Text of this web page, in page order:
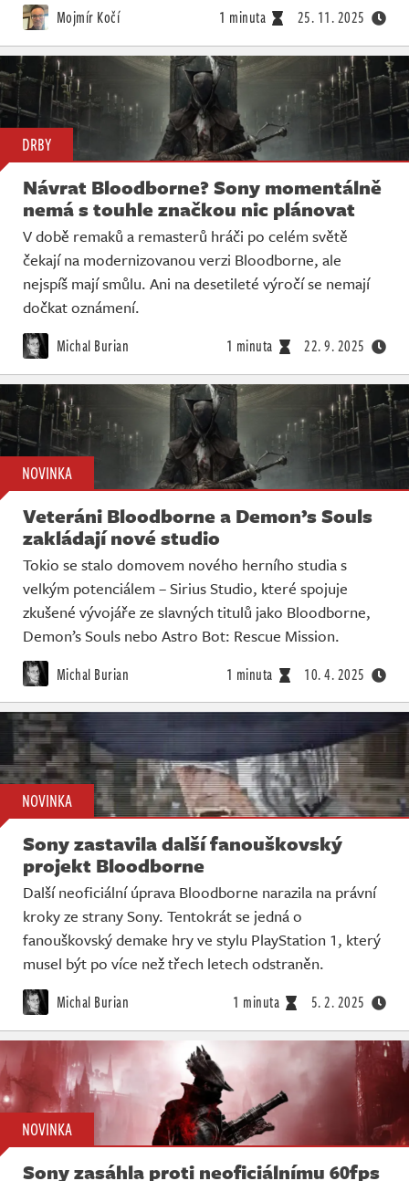
Mojmír Kočí 1 minuta 25. 11. 2025
DRBY
Návrat Bloodborne? Sony momentálně
nemá s touhle značkou nic plánovat
V době remaků a remasterů hráči po celém světě
čekají na modernizovanou verzi Bloodborne, ale
nejspíš mají smůlu. Ani na desetileté výročí se nemají
dočkat oznámení.
Michal Burian 1 minuta 22. 9. 2025
NOVINKA
Veteráni Bloodborne a Demon’s Souls
zakládají nové studio
Tokio se stalo domovem nového herního studia s
velkým potenciálem – Sirius Studio, které spojuje
zkušené vývojáře ze slavných titulů jako Bloodborne,
Demon’s Souls nebo Astro Bot: Rescue Mission.
Michal Burian 1 minuta 10. 4. 2025
NOVINKA
Sony zastavila další fanouškovský
projekt Bloodborne
Další neoficiální úprava Bloodborne narazila na právní
kroky ze strany Sony. Tentokrát se jedná o
fanouškovský demake hry ve stylu PlayStation 1, který
musel být po více než třech letech odstraněn.
Michal Burian 1 minuta 5. 2. 2025
NOVINKA
Sony zasáhla proti neoficiálnímu 60fps